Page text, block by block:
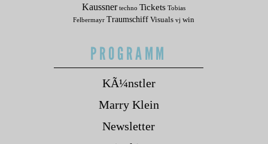
Kaussner techno Tickets Tobias
Felbermayr Traumschiff Visuals vj win
PROGRAMM
KÃ¼nstler
Marry Klein
Newsletter